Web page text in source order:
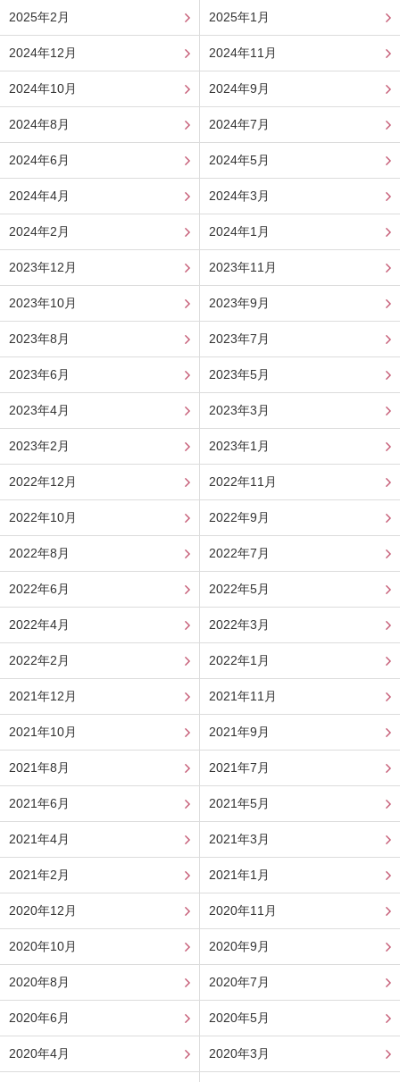
2025年2月 2025年1月
2024年12月 2024年11月
2024年10月 2024年9月
2024年8月 2024年7月
2024年6月 2024年5月
2024年4月 2024年3月
2024年2月 2024年1月
2023年12月 2023年11月
2023年10月 2023年9月
2023年8月 2023年7月
2023年6月 2023年5月
2023年4月 2023年3月
2023年2月 2023年1月
2022年12月 2022年11月
2022年10月 2022年9月
2022年8月 2022年7月
2022年6月 2022年5月
2022年4月 2022年3月
2022年2月 2022年1月
2021年12月 2021年11月
2021年10月 2021年9月
2021年8月 2021年7月
2021年6月 2021年5月
2021年4月 2021年3月
2021年2月 2021年1月
2020年12月 2020年11月
2020年10月 2020年9月
2020年8月 2020年7月
2020年6月 2020年5月
2020年4月 2020年3月